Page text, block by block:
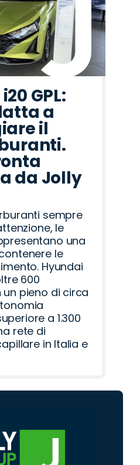
GPL:
a
il
da Jolly
sempre
le
una
le
Hyundai
600
pieno di circa
a 1.300
rete di
in Italia e